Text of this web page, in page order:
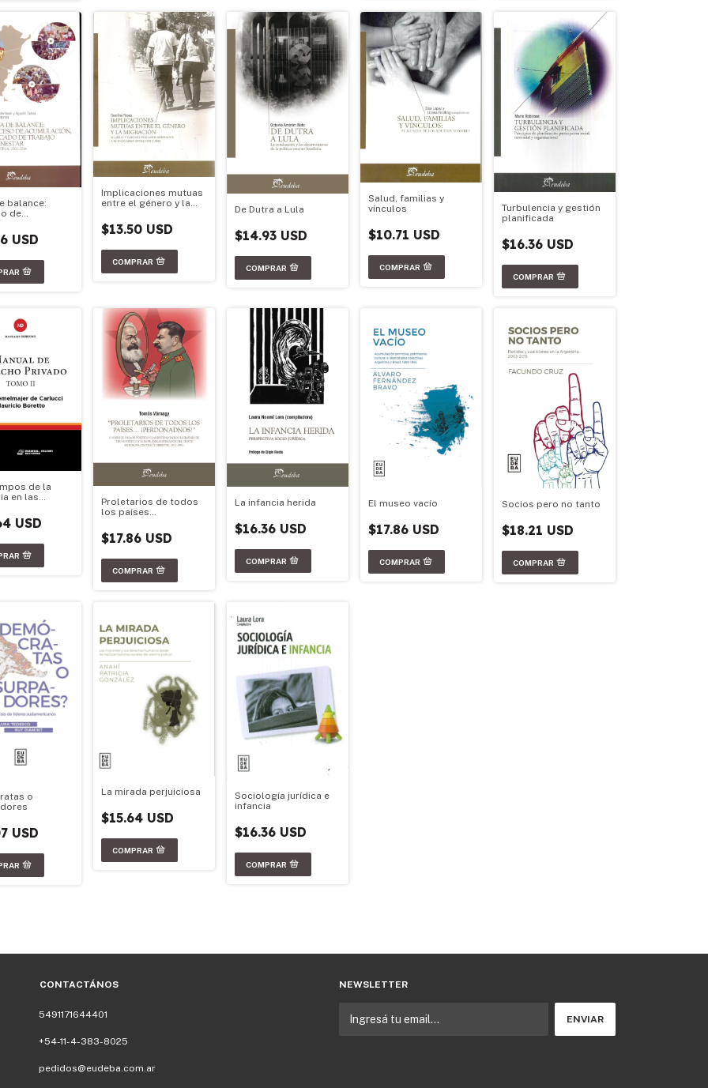
balance:
de
y bienestar
USD
Implicaciones mutuas
entre el género y la
$13.50 USD
De Dutra a Lula
$14.93 USD
Salud, familias y
vínculos
$10.71 USD
Turbulencia y gestión
planificada
$16.36 USD
de la
en las
y Chile
USD
Proletarios de todos
los países
$17.86 USD
La infancia herida
$16.36 USD
El museo vacío
$17.86 USD
Socios pero no tanto
$18.21 USD
o
USD
La mirada perjuiciosa
$15.64 USD
Sociología jurídica e
infancia
$16.36 USD
CONTACTÁNOS
5491171644401
+54-11-4-383-8025
pedidos@eudeba.com.ar
NEWSLETTER